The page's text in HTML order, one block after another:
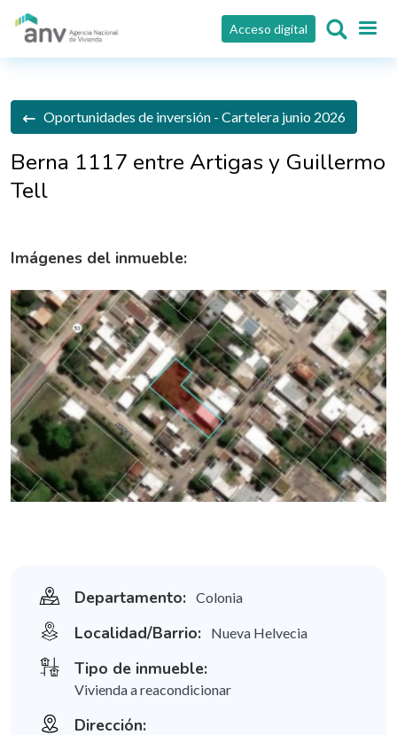
Pasar al contenido principal
Acceso digital
Oportunidades de inversión - Cartelera junio 2026
Berna 1117 entre Artigas y Guillermo
Tell
Imágenes del inmueble:
Departamento: Colonia
Localidad/Barrio: Nueva Helvecia
Tipo de inmueble:
Vivienda a reacondicionar
Dirección: